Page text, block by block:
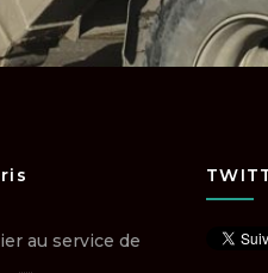
au service de